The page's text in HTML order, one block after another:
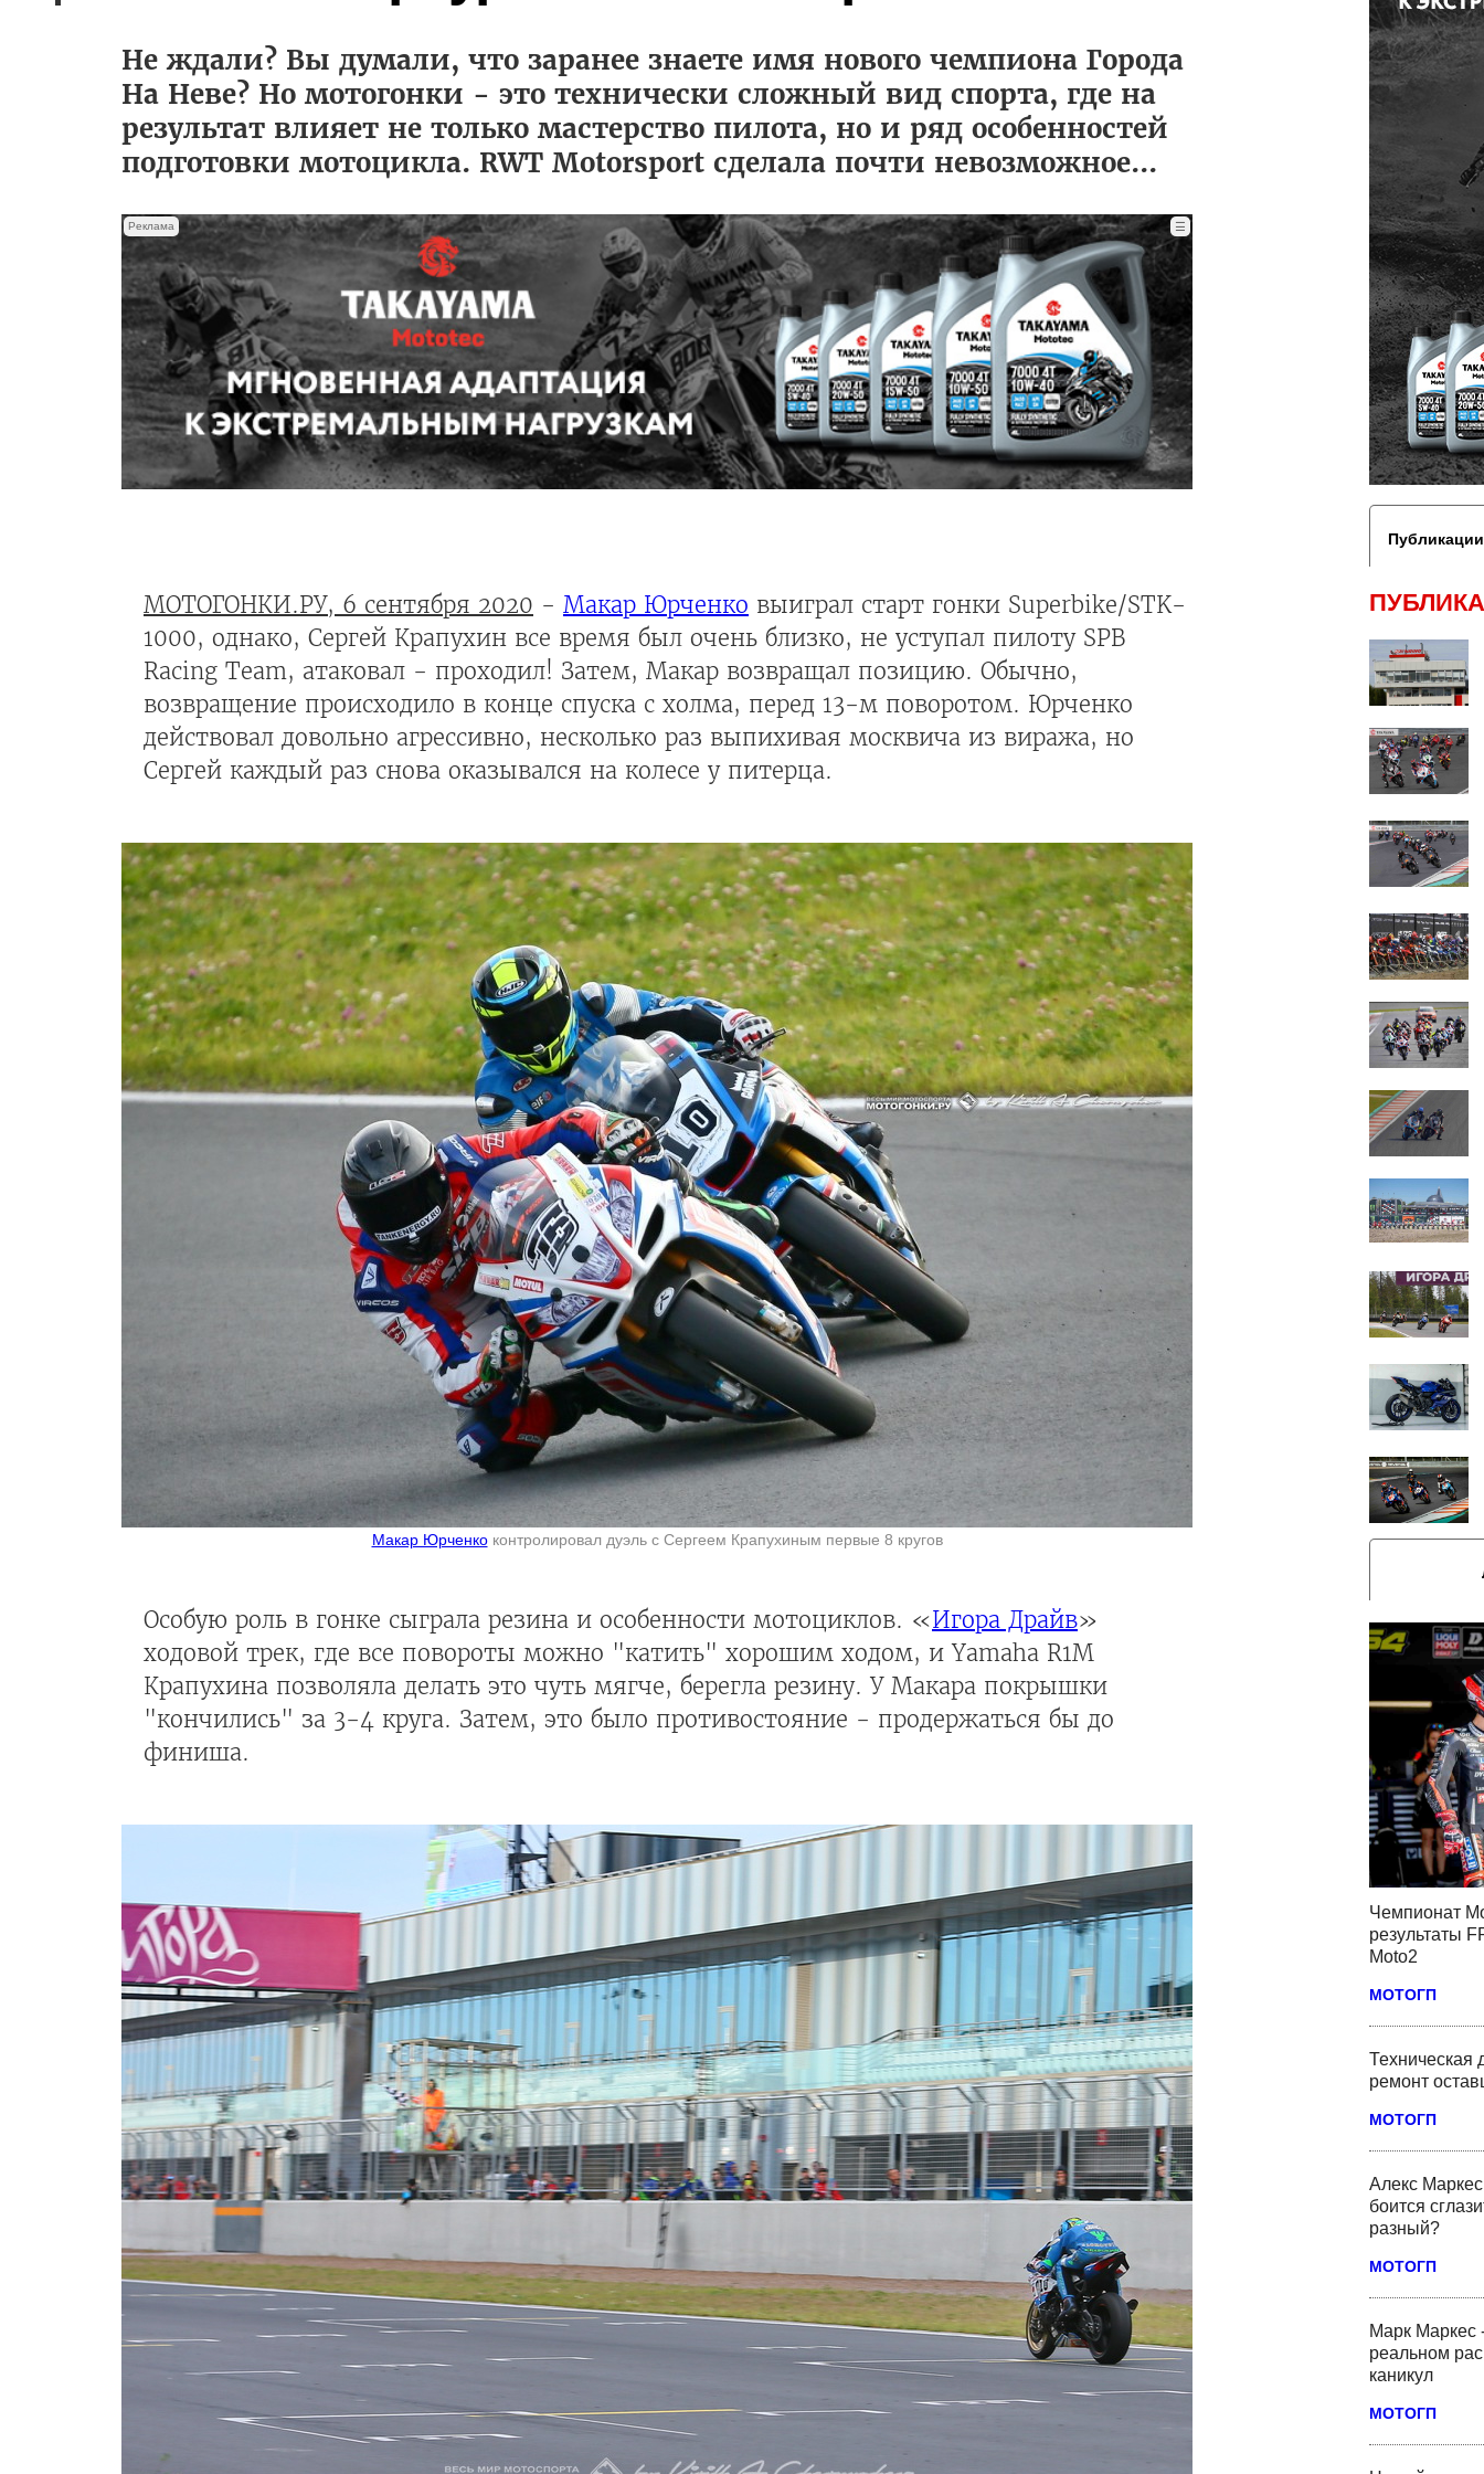
Чемпионат
результаты
Moto2
МОТОГП
Техническая
ремонт
МОТОГП
Алекс
боится
разный?
МОТОГП
Марк Маркес
реальном
каникул
МОТОГП
Не ждали? Вы думали, что заранее знаете имя нового чемпиона Города
На Неве? Но мотогонки - это технически сложный вид спорта, где на
результат влияет не только мастерство пилота, но и ряд особенностей
подготовки мотоцикла. RWT Motorsport сделала почти невозможное...
Реклама ☰
МОТОГОНКИ.РУ, 6 сентября 2020 - Макар Юрченко выиграл старт гонки Superbike/STK-
1000, однако, Сергей Крапухин все время был очень близко, не уступал пилоту SPB
Racing Team, атаковал - проходил! Затем, Макар возвращал позицию. Обычно,
возвращение происходило в конце спуска с холма, перед 13-м поворотом. Юрченко
действовал довольно агрессивно, несколько раз выпихивая москвича из виража, но
Сергей каждый раз снова оказывался на колесе у питерца.
Макар Юрченкоконтролировал дуэль с Сергеем Крапухиным первые 8 кругов
Особую роль в гонке сыграла резина и особенности мотоциклов. «Игора Драйв»
ходовой трек, где все повороты можно "катить" хорошим ходом, и Yamaha R1M
Крапухина позволяла делать это чуть мягче, берегла резину. У Макара покрышки
"кончились" за 3-4 круга. Затем, это было противостояние - продержаться бы до
финиша.